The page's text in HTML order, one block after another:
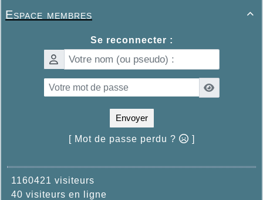

Espace membres
Se reconnecter :
Envoyer
[ Mot de passe perdu ? ]
1160421 visiteurs
40 visiteurs en ligne